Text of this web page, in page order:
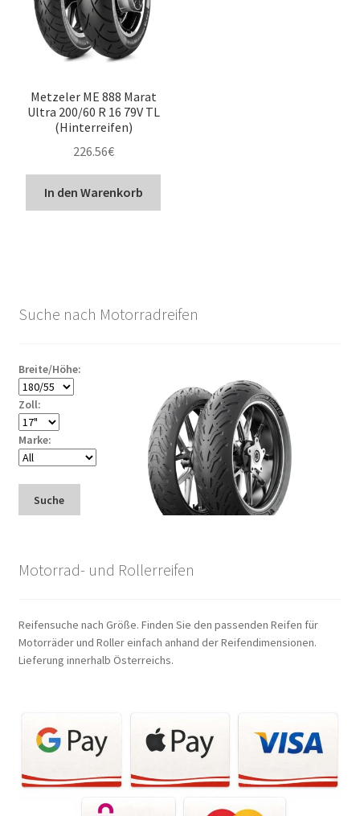
Metzeler ME 888 Marat
Ultra 200/60 R 16 79V TL
(Hinterreifen)
226.56€
In den Warenkorb
Suche nach Motorradreifen
Breite/Höhe:
Zoll:
Marke:
Suche
Motorrad- und Rollerreifen
Reifensuche nach Größe. Finden Sie den passenden Reifen für
Motorräder und Roller einfach anhand der Reifendimensionen.
Lieferung innerhalb Österreichs.